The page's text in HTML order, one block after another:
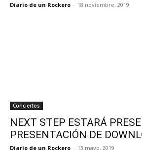
Diario de un Rockero - 18 noviembre, 2019
Conciertos
NEXT STEP ESTARÁ
PRESENTACIÓN DE
Diario de un Rockero - 13 mayo, 2019